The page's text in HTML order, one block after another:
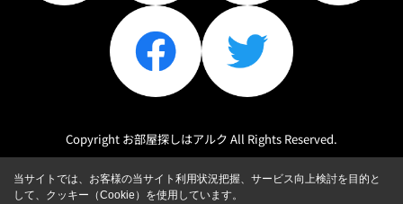
Copyright お部屋探しはアルク All Rights Reserved.
当サイトでは、お客様の当サイト利用状況把握、サービス向上検討を目的と
して、クッキー（Cookie）を使用しています。